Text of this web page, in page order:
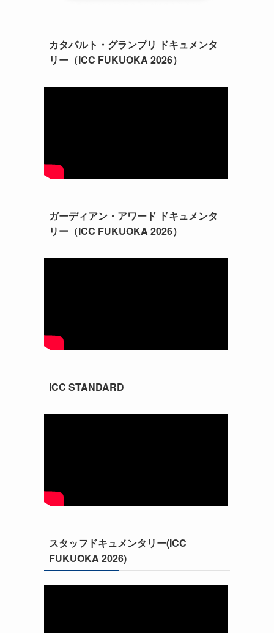
カタパルト・グランプリ ドキュメンタ
リー（ICC FUKUOKA 2026）
ガーディアン・アワード ドキュメンタ
リー（ICC FUKUOKA 2026）
ICC STANDARD
スタッフドキュメンタリー(ICC
FUKUOKA 2026)